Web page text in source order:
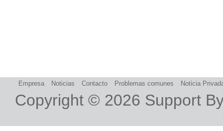
Empresa Noticias Contacto Problemas comunes Noticia
Copyright © 2026 Support